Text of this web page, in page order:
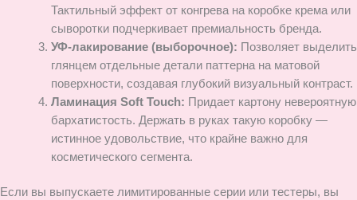
Тактильный эффект от конгрева на коробке крема или
сыворотки подчеркивает премиальность бренда.
УФ-лакирование (выборочное): Позволяет выделить
глянцем отдельные детали паттерна на матовой
поверхности, создавая глубокий визуальный контраст.
Ламинация Soft Touch: Придает картону невероятную
бархатистость. Держать в руках такую коробку —
истинное удовольствие, что крайне важно для
косметического сегмента.
Если вы выпускаете лимитированные серии или тестеры, вы